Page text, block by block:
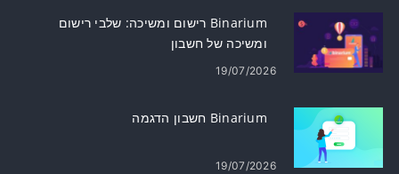
Binarium רישום ומשיכה: שלבי רישום
ומשיכה של חשבון
19/07/2026
Binarium חשבון הדגמה
19/07/2026